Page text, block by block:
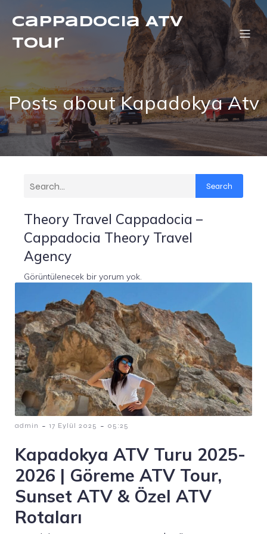
Cappadocia ATV
Tour
Posts about Kapadokya Atv
Search
Theory Travel Cappadocia –
Cappadocia Theory Travel
Agency
Görüntülenecek bir yorum yok.
admin - 17 Eylül 2025 - 05:25
Kapadokya ATV Turu 2025-
2026 | Göreme ATV Tour,
Sunset ATV & Özel ATV
Rotaları